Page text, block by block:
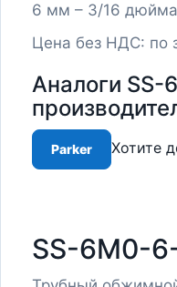
6 мм – 3/16 дюйма
Цена без НДС: по
Аналоги SS-
Parker Хотите
SS-6M0-